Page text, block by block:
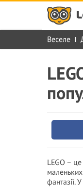
Веселе
LEGO –
фантазії.